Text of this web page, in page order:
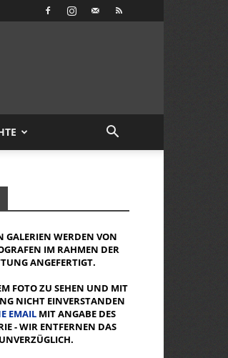
GALERIEN WERDEN VON
IM RAHMEN DER
ANGEFERTIGT.
FOTO ZU SEHEN UND MIT
NICHT EINVERSTANDEN
EMAIL MIT ANGABE DES
- WIR ENTFERNEN DAS